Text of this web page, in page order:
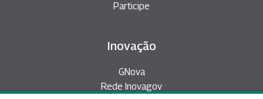
Participe
Inovação
GNova
Rede Inovagov